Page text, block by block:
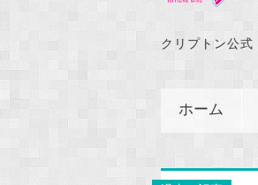
クリプトン公式
ホーム